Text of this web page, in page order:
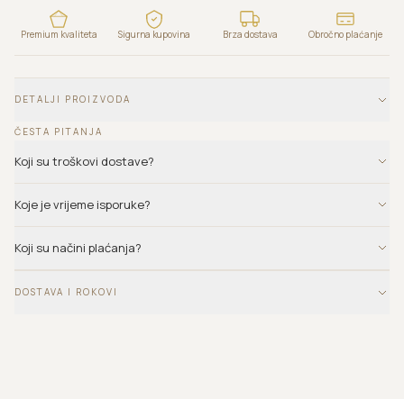
Premium kvaliteta Sigurna kupovina Brza dostava Obročno plaćanje
DETALJI PROIZVODA
ČESTA PITANJA
Koji su troškovi dostave?
Koje je vrijeme isporuke?
Koji su načini plaćanja?
DOSTAVA I ROKOVI